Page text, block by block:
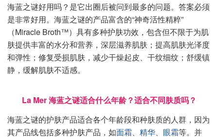
海蓝之谜好用吗？是它出圈后被问到最多的问题。答案必须
是非常好用。海蓝之谜的产品富含的“神奇活性精粹”
（Miracle Broth™）具有多种护肤功效，包含但不限于为肌
肤提供丰富的水分和营养，深层滋养肌肤；提高肌肤光泽度
和弹性；修复受损肌肤，减少干燥起皮、干纹细纹；舒缓镇
静，缓解肌肤不适感。
La Mer 海蓝之谜适合什么年龄？适合不同肤质吗？
海蓝之谜的护肤产品适合各个年龄段和种肤质的人群，因为
其产品线包括多种护肤产品，如面霜、 精华、 眼霜等。并